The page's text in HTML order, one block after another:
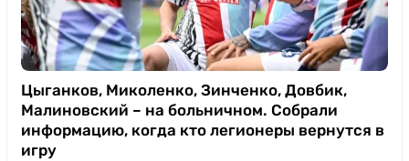
Цыганков, Миколенко, Зинченко, Довбик,
Малиновский – на больничном. Собрали
информацию, когда кто легионеры вернутся в
игру